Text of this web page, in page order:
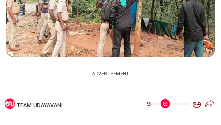
ADVERTISEMENT
TEAM UDAYAVANI ಅ ಅ